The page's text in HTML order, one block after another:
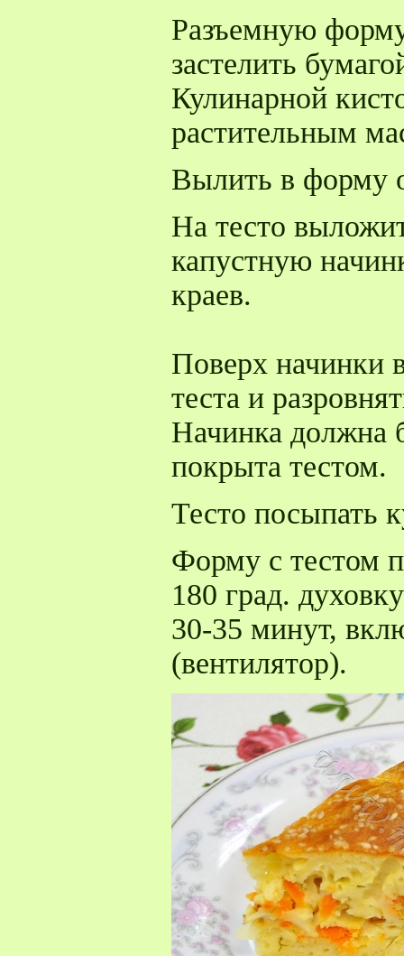
Разъемную
застелить
Кулинарной
растительным
Вылить в форму
На тесто
капустную
краев.
Поверх начинки
теста и
Начинка должна
покрыта тестом.
Тесто посыпать
Форму с тестом
180 град.
30-35 минут,
(вентилятор).